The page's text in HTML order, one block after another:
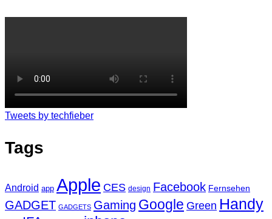
Tweets by techfieber
Tags
Android app Apple CES design Facebook Fernsehen
GADGET GADGETS Gaming Google Green Handy